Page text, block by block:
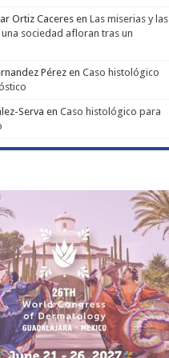
Ortiz Caceresen Las miserias y las
sociedad afloran tras un
Pérezen Caso histológico
Serva en Caso histológico para